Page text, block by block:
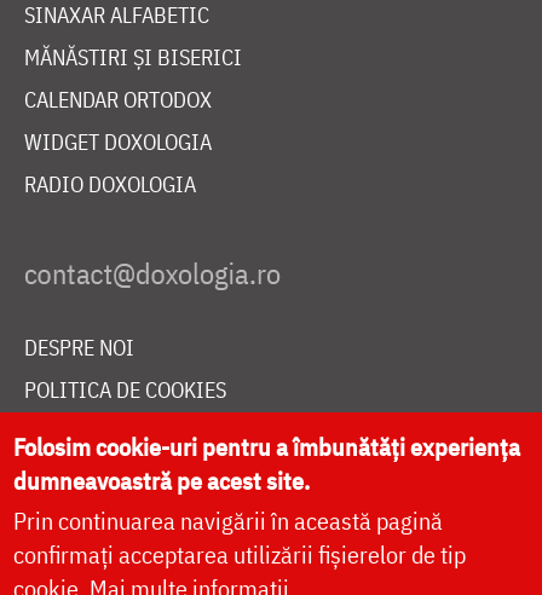
SINAXAR ALFABETIC
MĂNĂSTIRI ȘI BISERICI
CALENDAR ORTODOX
WIDGET DOXOLOGIA
RADIO DOXOLOGIA
DESPRE NOI
POLITICA DE COOKIES
DONEAZĂ ONLINE PENTRU CATEDRALA NAȚIONALĂ
LIVE
Folosim cookie-uri pentru a îmbunătăți experiența
dumneavoastră pe acest site.
Prin continuarea navigării în această pagină
confirmați acceptarea utilizării fișierelor de tip
cookie. Mai multe informații